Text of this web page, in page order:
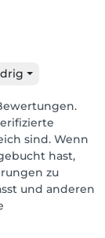
sind. Wenn
hast,
zu
und anderen